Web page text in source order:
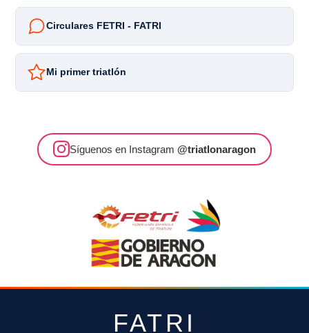
Circulares FETRI - FATRI
Mi primer triatlón
Síguenos en Instagram @triatlonaragon
FATRI